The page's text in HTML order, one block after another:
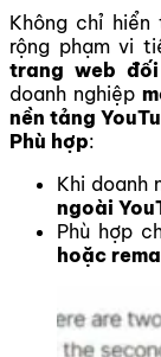
Không chỉ hiển
rộng phạm vi
trang web
doanh nghiệp
nền tảng
Phù hợp:
Khi doanh
ngoài
Phù hợp
hoặc